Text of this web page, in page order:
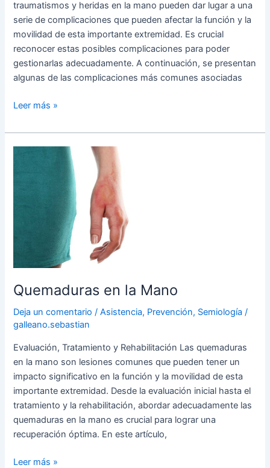
traumatismos y heridas en la mano pueden dar lugar a una
serie de complicaciones que pueden afectar la función y la
movilidad de esta importante extremidad. Es crucial
reconocer estas posibles complicaciones para poder
gestionarlas adecuadamente. A continuación, se presentan
algunas de las complicaciones más comunes asociadas
Leer más »
Quemaduras en la Mano
Deja un comentario /Asistencia, Prevención, Semiología /
galleano.sebastian
Evaluación, Tratamiento y Rehabilitación Las quemaduras
en la mano son lesiones comunes que pueden tener un
impacto significativo en la función y la movilidad de esta
importante extremidad. Desde la evaluación inicial hasta el
tratamiento y la rehabilitación, abordar adecuadamente las
quemaduras en la mano es crucial para lograr una
recuperación óptima. En este artículo,
Mano
Leer más »